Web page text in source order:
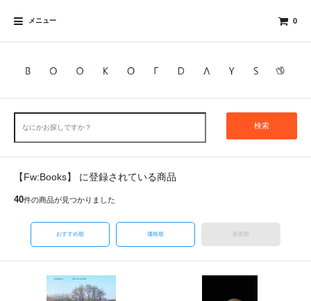
メニュー 0
検索
【Fw:Books】 に登録されている商品
40件の商品が見つかりました
おすすめ順 価格順 新着順